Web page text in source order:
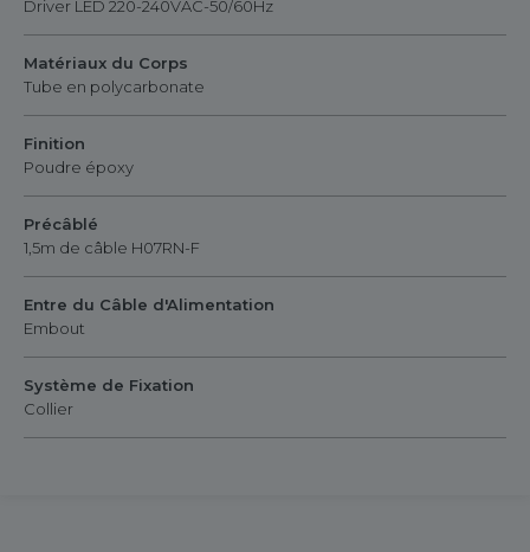
Driver LED 220-240VAC-50/60Hz
Matériaux du Corps
Tube en polycarbonate
Finition
Poudre époxy
Précâblé
1,5m de câble H07RN-F
Entre du Câble d'Alimentation
Embout
Système de Fixation
Collier